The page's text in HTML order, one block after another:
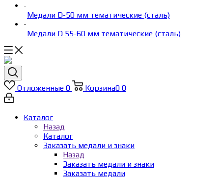
-
Медали D-50 мм тематические (сталь)
-
Медали D 55-60 мм тематические (сталь)
Отложенные 0 Корзина0 0
Каталог
Назад
Каталог
Заказать медали и знаки
Назад
Заказать медали и знаки
Заказать медали